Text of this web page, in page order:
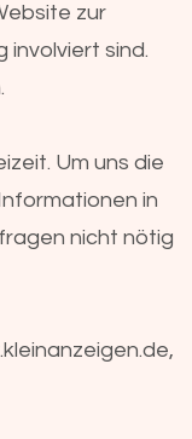
zur
involviert sind.
Um uns die
in
nicht nötig
,